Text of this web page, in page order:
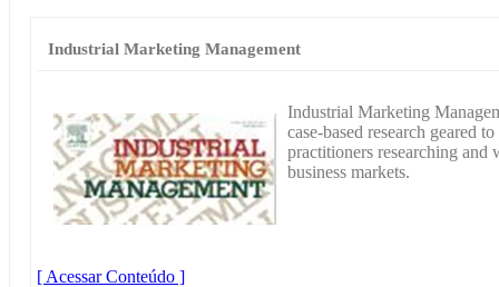
Industrial Marketing Management
Industrial Marketing
case-based research geared
practitioners researching
business markets.
[ Acessar Conteúdo ]